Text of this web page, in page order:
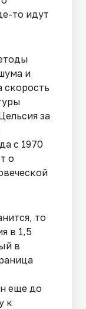
то идут
и
скорость
за
с 1970
о
то
в 1,5
в
еще до
к